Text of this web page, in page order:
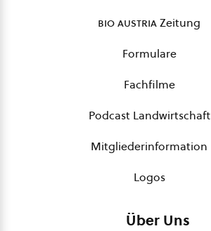
bio austriaZeitung
Formulare
Fachfilme
Podcast Landwirtschaft
Mitgliederinformation
Logos
Über Uns